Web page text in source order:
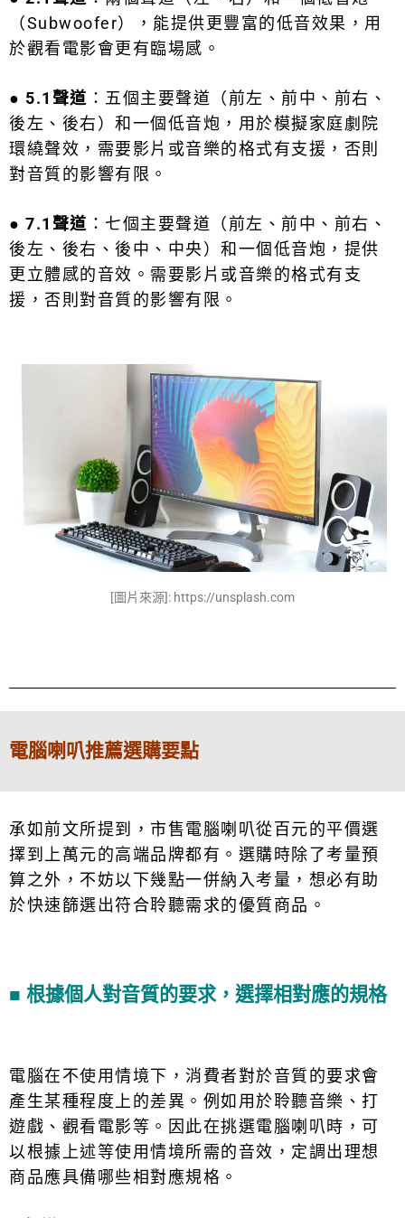
（Subwoofer），能提供更豐富的低音效果，用
於觀看電影會更有臨場感。
● 5.1聲道 ：五個主要聲道（前左、前中、前右、
後左、後右）和一個低音炮，用於模擬家庭劇院
環繞聲效，需要影片或音樂的格式有支援，否則
對音質的影響有限。
● 7.1聲道 ：七個主要聲道（前左、前中、前右、
後左、後右、後中、中央）和一個低音炮，提供
更立體感的音效。需要影片或音樂的格式有支
援，否則對音質的影響有限。
[圖片來源]: https://unsplash.com
電腦喇叭推薦選購要點
承如前文所提到，市售電腦喇叭從百元的平價選
擇到上萬元的高端品牌都有。選購時除了考量預
算之外，不妨以下幾點一併納入考量，想必有助
於快速篩選出符合聆聽需求的優質商品。
■ 根據個人對音質的要求，選擇相對應的規格
電腦在不使用情境下，消費者對於音質的要求會
產生某種程度上的差異。例如用於聆聽音樂、打
遊戲、觀看電影等。因此在挑選電腦喇叭時，可
以根據上述等使用情境所需的音效，定調出理想
商品應具備哪些相對應規格。